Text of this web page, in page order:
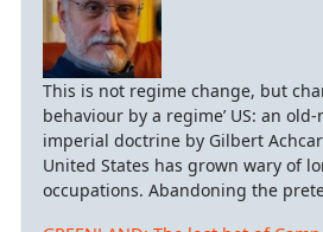
This is not regime change, but
behaviour by a regime’ US: an old-
imperial doctrine by Gilbert
United States has grown wary of
occupations. Abandoning the